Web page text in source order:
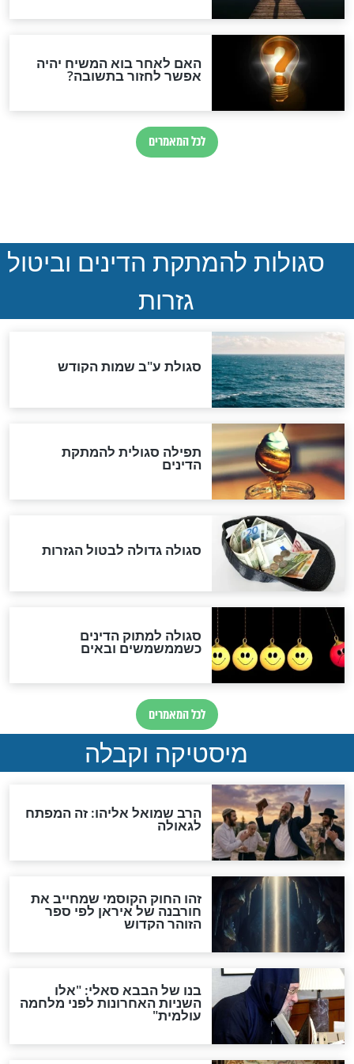
הותר לפרסום: לוחמי מילואים
נהרגו בדרום לבנון
ההסכם החשאי של טראמפ
המסמך האבוד שנחשף
במרתפי מוסקבה: כתב היד
הנדיר של הרשב"ם התגלה
לכל המאמרים
אחרית הימים
האם אפשר לחשב את הקץ?
מה יהיה בימות המשיח?
"לפני הגאולה תהיה אפיקורסות
והכחשה גדולה מאוד של
האמונה"
האם לאחר בוא המשיח יהיה
אפשר לחזור בתשובה?